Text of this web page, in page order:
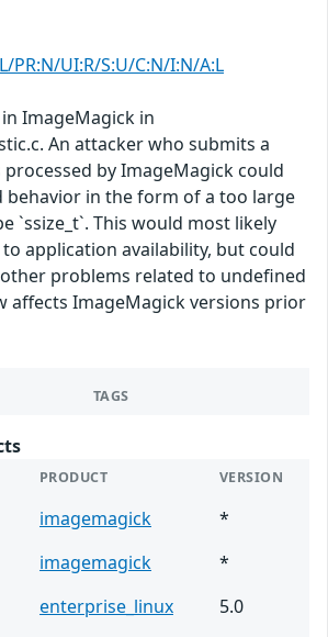
PR:N/UI:R/S:U/C:N/I:N/A:L
ImageMagick in
An attacker who submits a
by ImageMagick could
in the form of a too large
`ssize_t`. This would most likely
application availability, but could
problems related to undefined
affects ImageMagick versions prior
TAGS
PRODUCT VERSION
imagemagick
*
imagemagick
*
enterprise_linux
5.0